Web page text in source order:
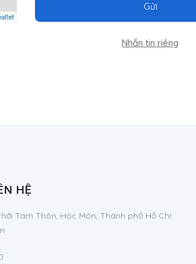
Gửi
Nhắn tin riêng
HỆ
Tam Thôn, Hóc Môn, Thành phố Hồ Chí